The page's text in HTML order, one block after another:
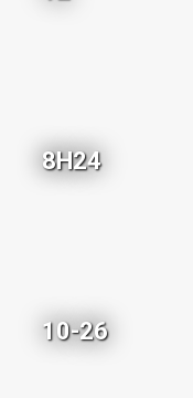
8H24
10-26